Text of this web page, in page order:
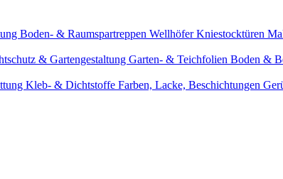
Boden- & Raumspartreppen Wellhöfer Kniestocktüren
& Gartengestaltung Garten- & Teichfolien Boden &
Kleb- & Dichtstoffe Farben, Lacke, Beschichtungen